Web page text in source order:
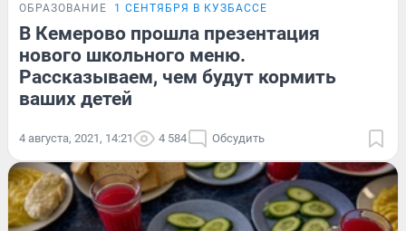
ОБРАЗОВАНИЕ 1 СЕНТЯБРЯ В КУЗБАССЕ
В Кемерово прошла презентация
нового школьного меню.
Рассказываем, чем будут кормить
ваших детей
4 августа, 2021, 14:21 4 584 Обсудить